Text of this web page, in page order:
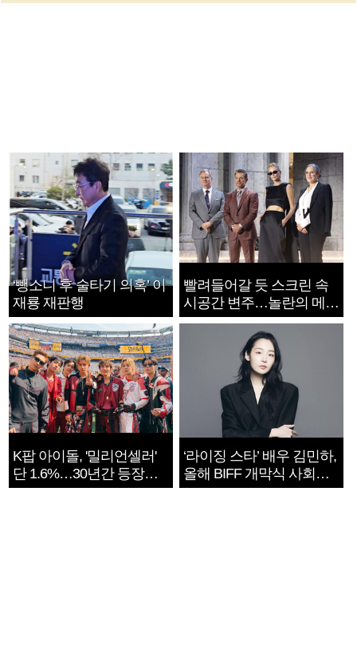
‘뺑소니 후 술타기 의혹’ 이
재룡 재판행
빨려들어갈 듯 스크린 속
시공간 변주…놀란의 메시
지는 ‘전쟁 속죄’
K팝 아이돌, '밀리언셀러'
단 1.6%…30년간 등장
1182개팀 전수조사
‘라이징 스타’ 배우 김민하,
올해 BIFF 개막식 사회자
확정